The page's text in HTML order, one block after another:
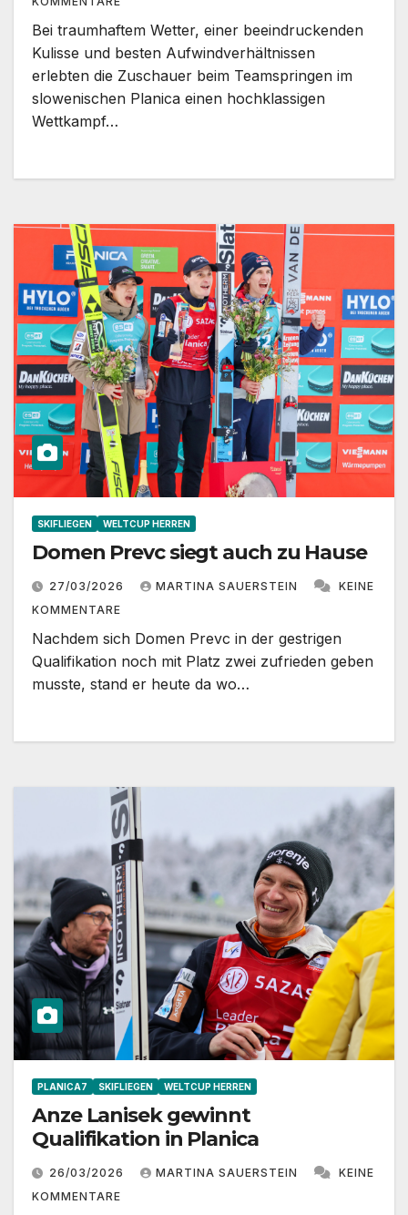
Bei traumhaftem Wetter, einer beeindruckenden
Kulisse und besten Aufwindverhältnissen
erlebten die Zuschauer beim Teamspringen im
slowenischen Planica einen hochklassigen
Wettkampf…
SKIFLIEGEN WELTCUP HERREN
Domen Prevc siegt auch zu Hause
27/03/2026 MARTINA SAUERSTEIN
KEINE
KOMMENTARE
Nachdem sich Domen Prevc in der gestrigen
Qualifikation noch mit Platz zwei zufrieden geben
musste, stand er heute da wo…
PLANICA7 SKIFLIEGEN WELTCUP HERREN
Anze Lanisek gewinnt
Qualifikation in Planica
26/03/2026 MARTINA SAUERSTEIN
KEINE
KOMMENTARE